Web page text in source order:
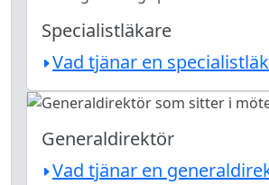
Specialistläkare
Vad tjänar en
Generaldirektör
Vad tjänar en